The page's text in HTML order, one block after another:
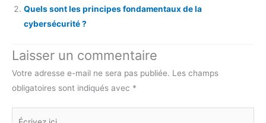
Quels sont les principes fondamentaux de la
cybersécurité ?
Laisser un commentaire
Votre adresse e-mail ne sera pas publiée. Les champs
obligatoires sont indiqués avec *
Écrivez